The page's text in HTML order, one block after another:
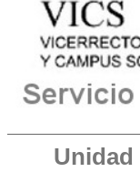
Unidad